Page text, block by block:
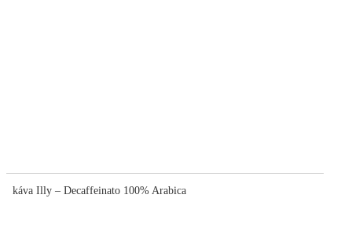
káva Illy – Decaffeinato 100% Arabica